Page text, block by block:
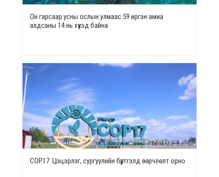
Он гарсаар усны ослын улмаас 59 иргэн амиа
алдсаны 14 нь хүүхэд байна
СОР17: Цэцэрлэг, сургуулийн бүртгэлд өөрчлөлт орно